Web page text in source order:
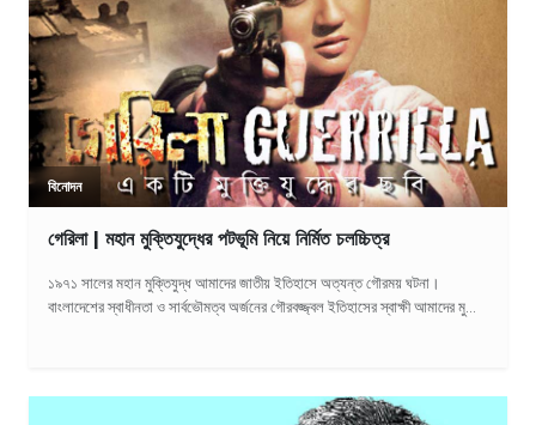
বিনোদন
গেরিলা | মহান মুক্তিযুদ্ধের পটভূমি নিয়ে নির্মিত চলচ্চিত্র
১৯৭১ সালের মহান মুক্তিযুদ্ধ আমাদের জাতীয় ইতিহাসে অত্যন্ত গৌরময় ঘটনা।
বাংলাদেশের স্বাধীনতা ও সার্বভৌমত্ব অর্জনের গৌরবজ্জ্বল ইতিহাসের স্বাক্ষী আমাদের মু...